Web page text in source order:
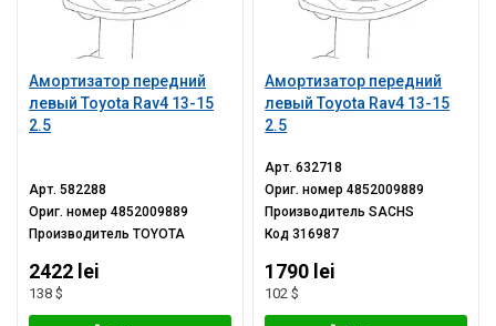
Амортизатор передний
левый Toyota Rav4 13-15
2.5
Арт.582288
Ориг. номер4852009889
ПроизводительTOYOTA
2422 lei
138 $
Амортизатор передний
левый Toyota Rav4 13-15
2.5
Арт.632718
Ориг. номер4852009889
ПроизводительSACHS
Код316987
1790 lei
102 $